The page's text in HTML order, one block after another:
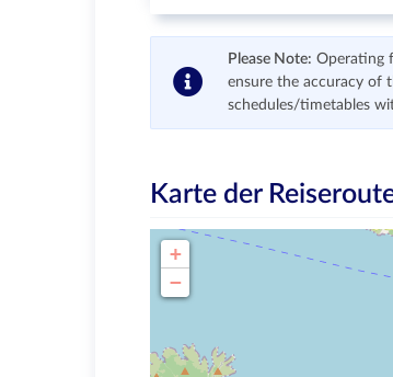
Please Note: Operating
ensure the accuracy of
schedules/timetables
Karte der
+
−